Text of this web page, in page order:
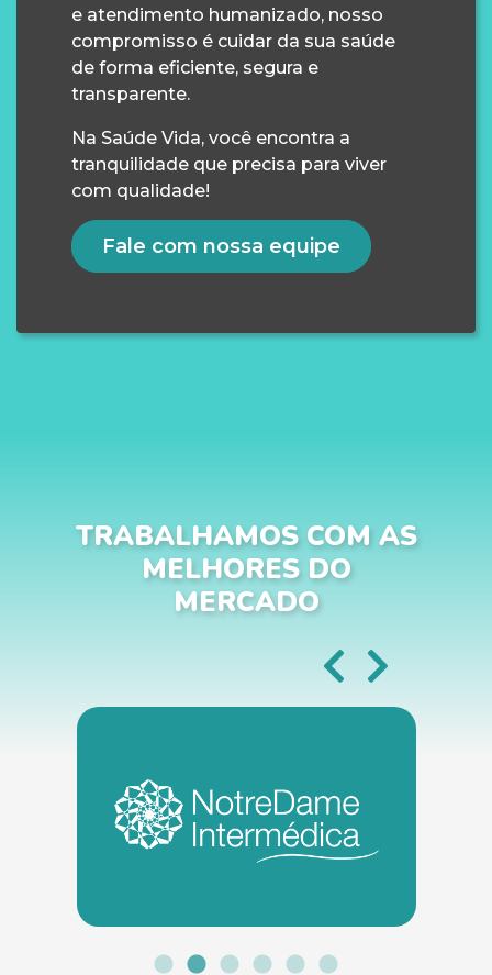
e atendimento humanizado, nosso
compromisso é cuidar da sua saúde
de forma eficiente, segura e
transparente.
Na Saúde Vida, você encontra a
tranquilidade que precisa para viver
com qualidade!
Fale com nossa equipe
TRABALHAMOS COM AS
MELHORES DO
MERCADO